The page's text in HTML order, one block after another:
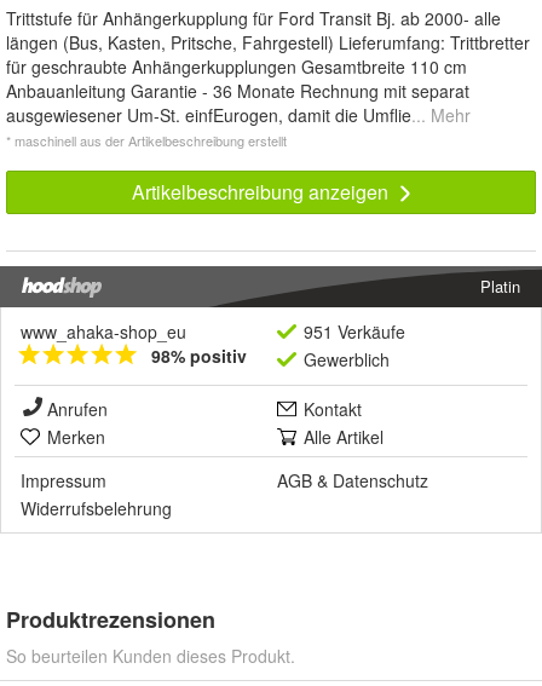
Trittstufe für Anhängerkupplung für Ford Transit Bj. ab 2000- alle
längen (Bus, Kasten, Pritsche, Fahrgestell) Lieferumfang: Trittbretter
für geschraubte Anhängerkupplungen Gesamtbreite 110 cm
Anbauanleitung Garantie - 36 Monate Rechnung mit separat
ausgewiesener Um-St. einfEurogen, damit die Umflie... Mehr
* maschinell aus der Artikelbeschreibung erstellt
Artikelbeschreibung anzeigen
Platin
www_ahaka-shop_eu
98% positiv
951 Verkäufe
Gewerblich
Anrufen
Kontakt
Merken
Alle Artikel
Impressum
AGB & Datenschutz
Widerrufsbelehrung
Produktrezensionen
So beurteilen Kunden dieses Produkt.